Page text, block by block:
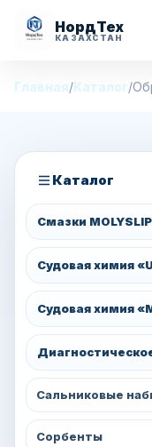
НордТех
КАЗАХСТАН
Главная/Каталог/
Каталог
Смазки
Судовая химия
Судовая химия
Сальниковые
Сорбенты